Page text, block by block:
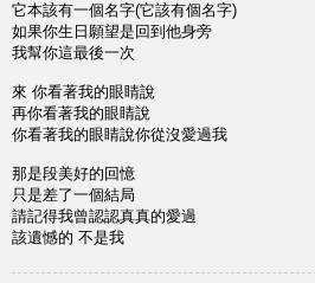
它本該有一個名字(它該有個名字)
如果你生日願望是回到他身旁
我幫你這最後一次
來 你看著我的眼睛說
再你看著我的眼睛說
你看著我的眼睛說你從沒愛過我
那是段美好的回憶
只是差了一個結局
請記得我曾認認真真的愛過
該遺憾的 不是我